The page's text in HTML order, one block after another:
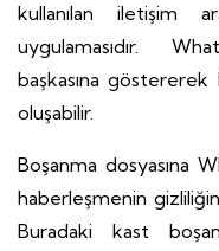
kullanılan iletişim
uygulamasıdır.
başkasına
oluşabilir.
Boşanma dosyasına
haberleşmenin
Buradaki kast